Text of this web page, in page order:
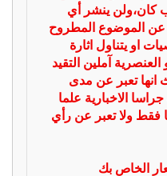
كان،ولن ينشر أي
عن الموضوع المطروح
او يتناول اثارة
العنصرية آملين التقيد
انها تعبر عن مدى
الاخبارية علما
فقط ولا تعبر عن رأي
الخاص بك